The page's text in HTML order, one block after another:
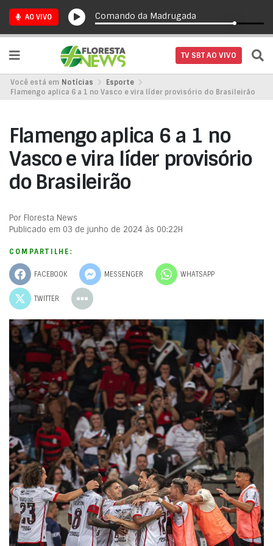
AO VIVO Comando da Madrugada
TV SBT AO VIVO
Você está em Notícias
Esporte
Flamengo aplica 6 a 1 no Vasco e vira líder provisório do Brasileirão
Flamengo aplica 6 a 1 no
Vasco e vira líder provisório
do Brasileirão
Por Floresta News
Publicado em 03 de junho de 2024 às 00:22H
COMPARTILHE:
FACEBOOK MESSENGER WHATSAPP
TWITTER